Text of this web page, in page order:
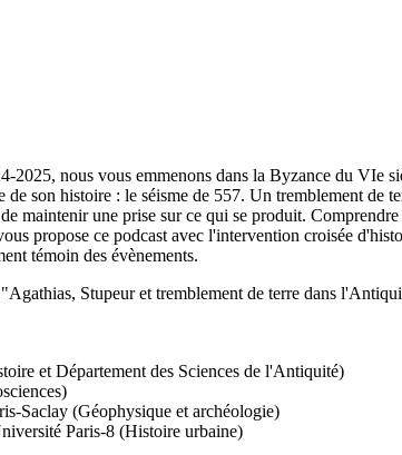
2025, nous vous emmenons dans la Byzance du VIe
son histoire : le séisme de 557. Un tremblement de
maintenir une prise sur ce qui se produit.
propose ce podcast avec l'intervention croisée
témoin des évènements.
Stupeur et tremblement de terre dans
et Département des Sciences de l'Antiquité)
Saclay (Géophysique et archéologie)
Paris-8 (Histoire urbaine)